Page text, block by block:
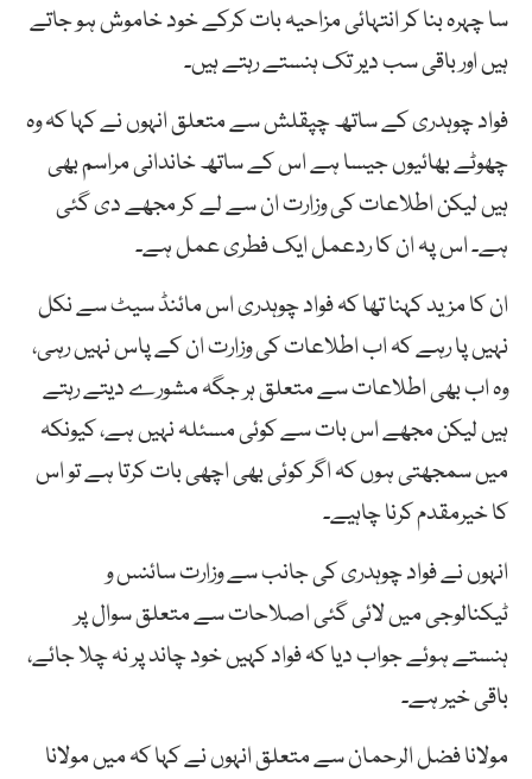
سا چہرہ بنا کر انتہائی مزاحیہ بات کرکے خود خاموش ہو جاتے
ہیں اور باقی سب دیر تک ہنستے رہتے ہیں۔
فواد چوہدری کے ساتھ چپقلش سے متعلق انہوں نے کہا کہ وہ
چھوٹے بھائیوں جیسا ہے اس کے ساتھ خاندانی مراسم بھی
ہیں لیکن اطلاعات کی وزارت ان سے لے کر مجھے دی گئی
ہے۔ اس پہ ان کا ردعمل ایک فطری عمل ہے۔
ان کا مزید کہنا تھا کہ فواد چوہدری اس مائنڈ سیٹ سے نکل
نہیں پا رہے کہ اب اطلاعات کی وزارت ان کے پاس نہیں رہی،
وہ اب بھی اطلاعات سے متعلق ہر جگہ مشورے دیتے رہتے
ہیں لیکن مجھے اس بات سے کوئی مسئلہ نہیں ہے، کیونکہ
میں سمجھتی ہوں کہ اگر کوئی بھی اچھی بات کرتا ہے تو اس
کا خیرمقدم کرنا چاہیے۔
انہوں نے فواد چوہدری کی جانب سے وزارت سائنس و
ٹیکنالوجی میں لائی گئی اصلاحات سے متعلق سوال پر
ہنستے ہوئے جواب دیا کہ فواد کہیں خود چاند پر نہ چلا جائے،
باقی خیر ہے۔
مولانا فضل الرحمان سے متعلق انہوں نے کہا کہ میں مولانا